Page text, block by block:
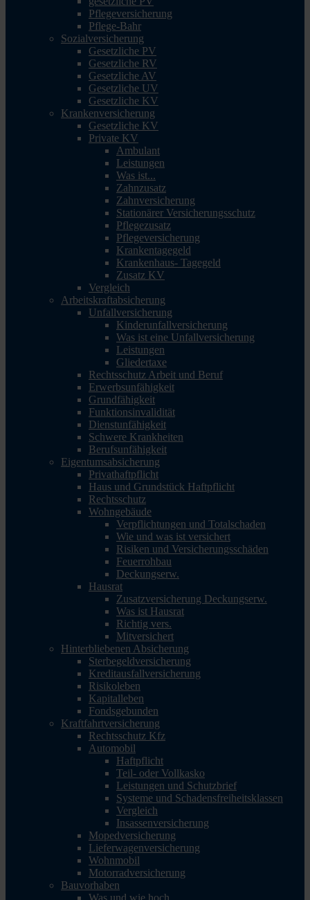
Pflegeversicherung
Pflege-Bahr
Sozialversicherung
Gesetzliche PV
Gesetzliche RV
Gesetzliche AV
Gesetzliche UV
Gesetzliche KV
Krankenversicherung
Gesetzliche KV
Private KV
Ambulant
Leistungen
Was ist...
Zahnzusatz
Zahnversicherung
Stationärer Versicherungsschutz
Pflegezusatz
Pflegeversicherung
Krankentagegeld
Krankenhaus- Tagegeld
Zusatz KV
Vergleich
Arbeitskraftabsicherung
Unfallversicherung
Kinderunfallversicherung
Was ist eine Unfallversicherung
Leistungen
Gliedertaxe
Rechtsschutz Arbeit und Beruf
Erwerbsunfähigkeit
Grundfähigkeit
Funktionsinvalidität
Dienstunfähigkeit
Schwere Krankheiten
Berufsunfähigkeit
Eigentumsabsicherung
Privathaftpflicht
Haus und Grundstück Haftpflicht
Rechtsschutz
Wohngebäude
Verpflichtungen und Totalschaden
Wie und was ist versichert
Risiken und Versicherungsschäden
Feuerrohbau
Deckungserw.
Hausrat
Zusatzversicherung Deckungserw.
Was ist Hausrat
Richtig vers.
Mitversichert
Hinterbliebenen Absicherung
Sterbegeldversicherung
Kreditausfallversicherung
Risikoleben
Kapitalleben
Fondsgebunden
Kraftfahrtversicherung
Rechtsschutz Kfz
Automobil
Haftpflicht
Teil- oder Vollkasko
Leistungen und Schutzbrief
Systeme und Schadensfreiheitsklassen
Vergleich
Insassenversicherung
Mopedversicherung
Lieferwagenversicherung
Wohnmobil
Motorradversicherung
Bauvorhaben